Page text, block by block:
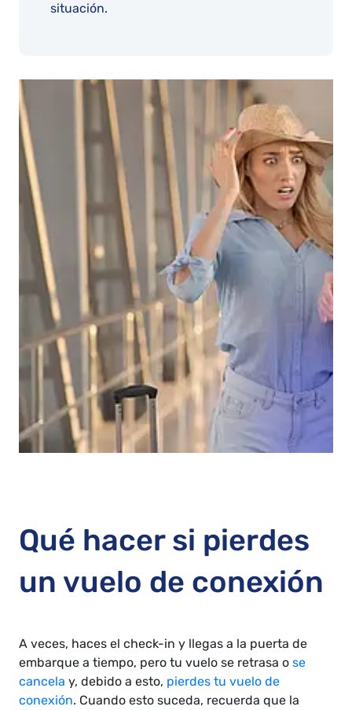
situación.
Qué hacer si pierdes
un vuelo de conexión
A veces, haces el check-in y llegas a la puerta de
embarque a tiempo, pero tu vuelo se retrasa o se
cancela y, debido a esto, pierdes tu vuelo de
conexión. Cuando esto suceda, recuerda que la